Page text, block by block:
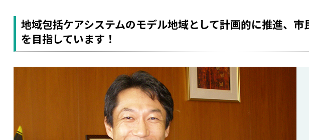
地域包括ケアシステムのモデル地域として計画的に推進、
を目指しています！